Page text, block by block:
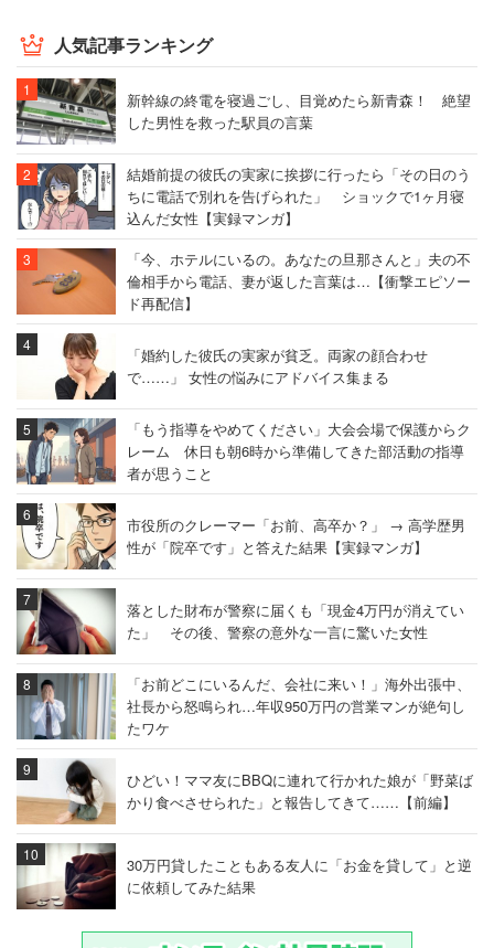
人気記事ランキング
新幹線の終電を寝過ごし、目覚めたら新青森！ 絶望
した男性を救った駅員の言葉
結婚前提の彼氏の実家に挨拶に行ったら「その日のう
ちに電話で別れを告げられた」 ショックで1ヶ月寝
込んだ女性【実録マンガ】
「今、ホテルにいるの。あなたの旦那さんと」夫の不
倫相手から電話、妻が返した言葉は…【衝撃エピソー
ド再配信】
「婚約した彼氏の実家が貧乏。両家の顔合わせ
で……」 女性の悩みにアドバイス集まる
「もう指導をやめてください」大会会場で保護からク
レーム 休日も朝6時から準備してきた部活動の指導
者が思うこと
市役所のクレーマー「お前、高卒か？」 → 高学歴男
性が「院卒です」と答えた結果【実録マンガ】
落とした財布が警察に届くも「現金4万円が消えてい
た」 その後、警察の意外な一言に驚いた女性
「お前どこにいるんだ、会社に来い！」海外出張中、
社長から怒鳴られ…年収950万円の営業マンが絶句し
たワケ
ひどい！ママ友にBBQに連れて行かれた娘が「野菜ば
かり食べさせられた」と報告してきて……【前編】
30万円貸したこともある友人に「お金を貸して」と逆
に依頼してみた結果